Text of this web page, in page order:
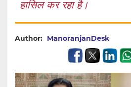
हासिल कर रहा है।
Author: ManoranjanDesk